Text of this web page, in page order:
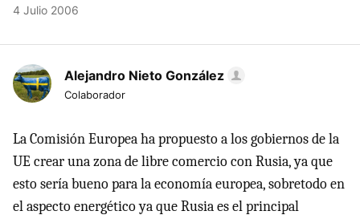
4 Julio 2006
Alejandro Nieto González
Colaborador
La Comisión Europea ha propuesto a los gobiernos de la
UE crear una zona de libre comercio con Rusia, ya que
esto sería bueno para la economía europea, sobretodo en
el aspecto energético ya que Rusia es el principal